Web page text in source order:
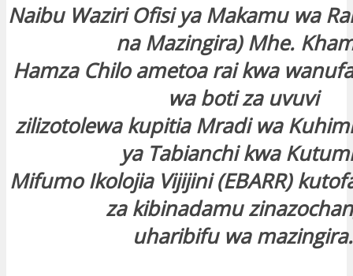
Naibu Waziri Ofisi ya Makamu wa
na Mazingira) Mhe.
Hamza Chilo ametoa rai kwa
wa boti za uvuvi
zilizotolewa kupitia Mradi wa
ya Tabianchi kwa
Mifumo Ikolojia Vijijini (EBARR)
za kibinadamu
uharibifu wa mazingira.